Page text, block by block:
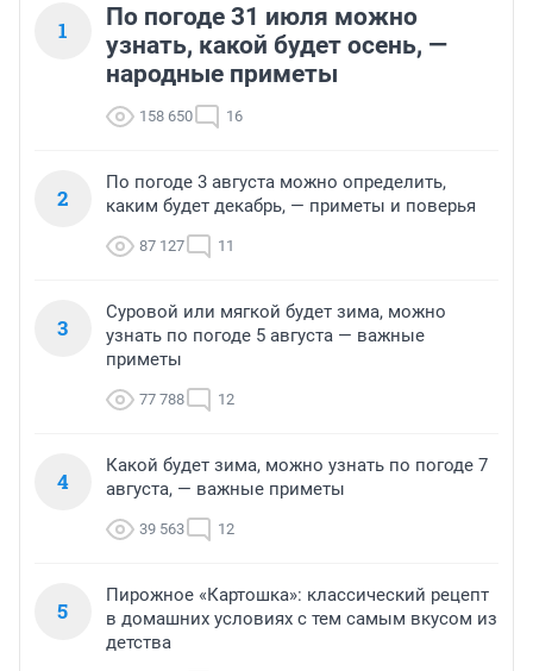
1
По погоде 31 июля можно
узнать, какой будет осень, —
народные приметы
158 650 16
2
По погоде 3 августа можно определить,
каким будет декабрь, — приметы и поверья
87 127 11
3
Суровой или мягкой будет зима, можно
узнать по погоде 5 августа — важные
приметы
77 788 12
4
Какой будет зима, можно узнать по погоде 7
августа, — важные приметы
39 563 12
5
Пирожное «Картошка»: классический рецепт
в домашних условиях с тем самым вкусом из
детства